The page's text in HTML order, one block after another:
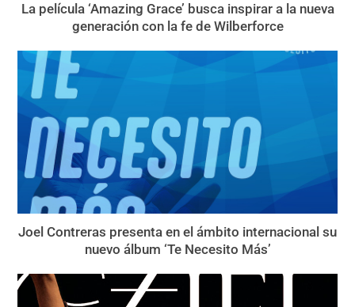
La película ‘Amazing Grace’ busca inspirar a la nueva
generación con la fe de Wilberforce
Joel Contreras presenta en el ámbito internacional su
nuevo álbum ‘Te Necesito Más’